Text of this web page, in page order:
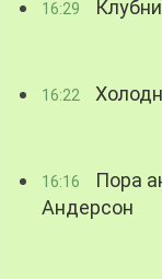
16:29
16:22
16:16
Пора
Андерсон